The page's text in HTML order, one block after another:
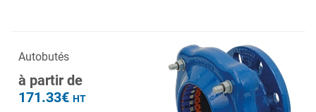
Autobutés
à partir de
171.33€ HT